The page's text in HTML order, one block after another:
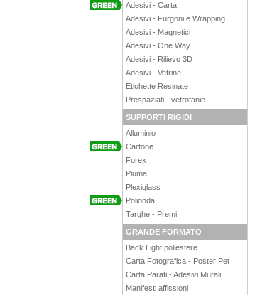
Adesivi - Carta
Adesivi - Furgoni e Wrapping
Adesivi - Magnetici
Adesivi - One Way
Adesivi - Rilievo 3D
Adesivi - Vetrine
Etichette Resinate
Prespaziati - vetrofanie
SUPPORTI RIGIDI
Alluminio
Cartone
Forex
Piuma
Plexiglass
Polionda
Targhe - Premi
GRANDE FORMATO
Back Light poliestere
Carta Fotografica - Poster Pet
Carta Parati - Adesivi Murali
Manifesti affissioni